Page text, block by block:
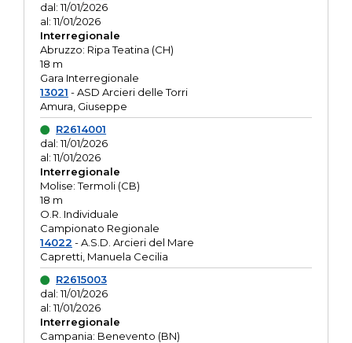
dal: 11/01/2026
al: 11/01/2026
Interregionale
Abruzzo: Ripa Teatina (CH)
18 m
Gara Interregionale
13021 - ASD Arcieri delle Torri
Amura, Giuseppe
R2614001
dal: 11/01/2026
al: 11/01/2026
Interregionale
Molise: Termoli (CB)
18 m
O.R. Individuale
Campionato Regionale
14022 - A.S.D. Arcieri del Mare
Capretti, Manuela Cecilia
R2615003
dal: 11/01/2026
al: 11/01/2026
Interregionale
Campania: Benevento (BN)